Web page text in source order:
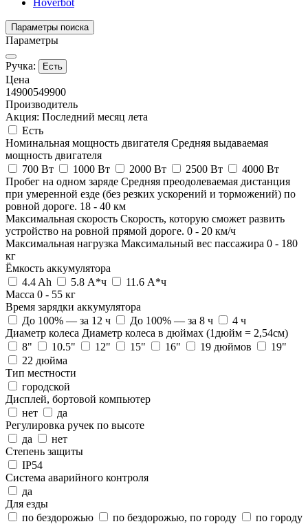
Параметры поиска
Параметры
Ручка: Есть
Цена
14900549900
Производитель
Акция: Последний месяц лета
Есть
Номинальная мощность двигателя Средняя выдаваемая
мощность двигателя
700 Вт
1000 Вт 2000 Вт 2500 Вт
4000 Вт
Пробег на одном заряде Средняя преодолеваемая дистанция
при умеренной езде (без резких ускорений и торможений) по
ровной дороге. 18 - 40 км
Максимальная скорость Скорость, которую сможет развить
устройство на ровной прямой дороге. 0 - 20 км/ч
Максимальная нагрузка Максимальный вес пассажира 0 - 180
кг
Ёмкость аккумулятора
4.4 Ah
5.8 А*ч
11.6 А*ч
Масса 0 - 55 кг
Время зарядки аккумулятора
До 100% — за 12 ч
До 100% — за 8 ч
4 ч
Диаметр колеса Диаметр колеса в дюймах (1дюйм = 2,54см)
8"
10.5" 12" 15" 16" 19 дюймов
19"
22 дюйма
Тип местности
городской
Дисплей, бортовой компьютер
нет
да
Регулировка ручек по высоте
да
нет
Степень защиты
IP54
Система аварийного контроля
да
Для езды
по бездорожью
по бездорожью, по городу
по городу